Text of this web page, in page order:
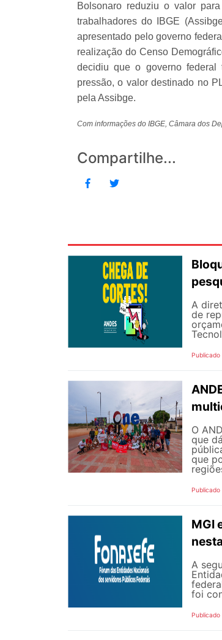
Bolsonaro reduziu o valor
trabalhadores do IBGE
apresentado pelo governo
realização do Censo
decidiu que o governo federal
pressão, o valor destinado no
pela Assibge.
Com informações do IBGE, Câmara dos
Compartilhe...
A
de
O
que
que
MGI
A
foi